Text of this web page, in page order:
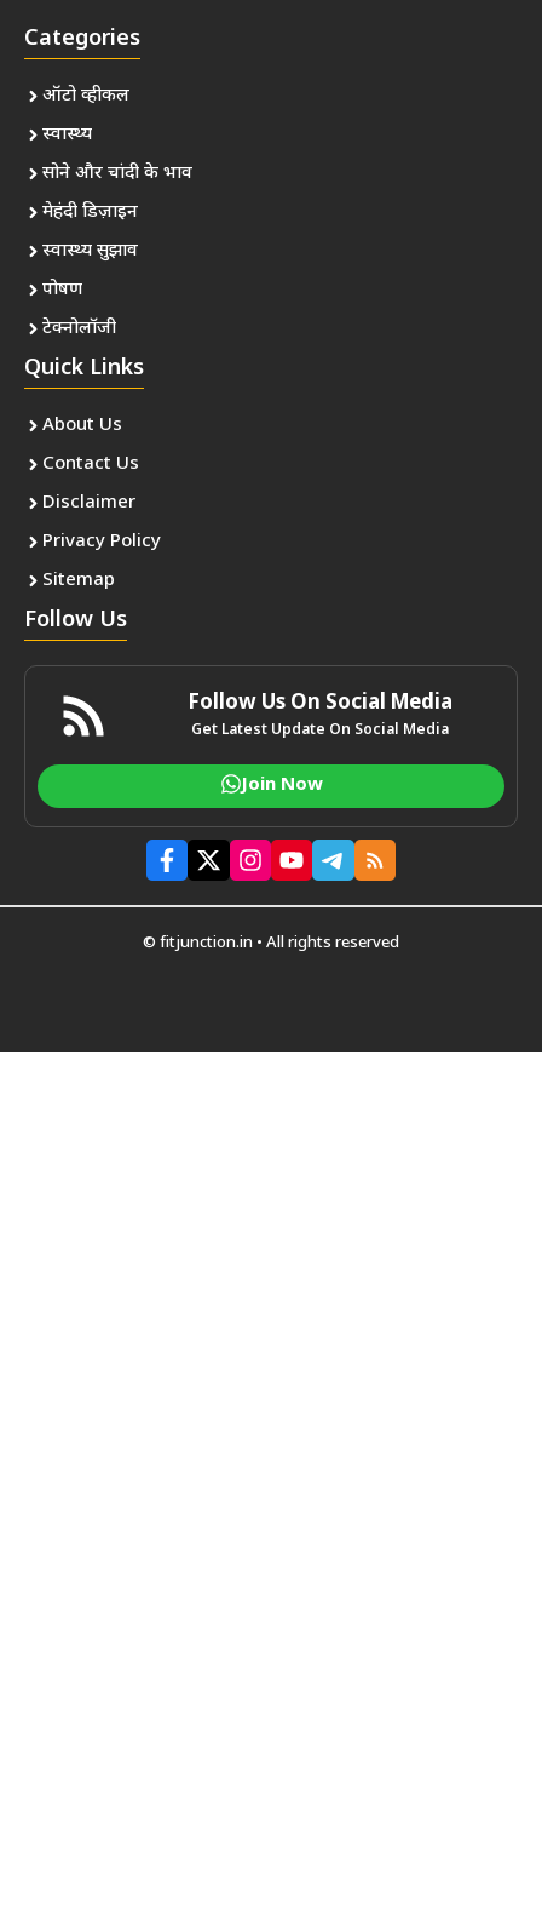
Categories
ऑटो व्हीकल
स्वास्थ्य
सोने और चांदी के भाव
मेहंदी डिज़ाइन
स्वास्थ्य सुझाव
पोषण
टेक्नोलॉजी
Quick Links
About Us
Contact Us
Disclaimer
Privacy Policy
Sitemap
Follow Us
Follow Us On Social Media
Get Latest Update On Social Media
Join Now
© fitjunction.in • All rights reserved